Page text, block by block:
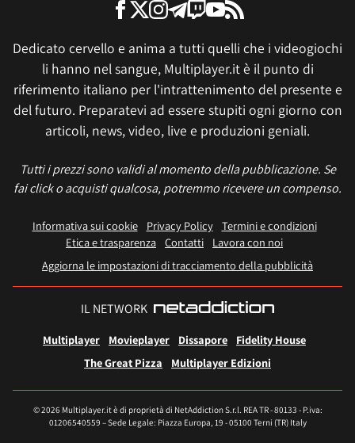
Dedicato cervello e anima a tutti quelli che i videogiochi
li hanno nel sangue, Multiplayer.it è il punto di
riferimento italiano per l'intrattenimento del presente e
del futuro. Preparatevi ad essere stupiti ogni giorno con
articoli, news, video, live e produzioni geniali.
Tutti i prezzi sono validi al momento della pubblicazione. Se
fai click o acquisti qualcosa, potremmo ricevere un compenso.
Informativa sui cookie Privacy Policy
Termini e condizioni
Etica e trasparenza Contatti
Lavora con noi
Aggiorna le impostazioni di tracciamento della pubblicità
IL NETWORK
Multiplayer Movieplayer Dissapore
Fidelity House
The Great Pizza
Multiplayer Edizioni
© 2026 Multiplayer.it è di proprietà di NetAddiction S.r.l. REA TR - 80133 - P.iva:
01206540559 – Sede Legale: Piazza Europa, 19 - 05100 Terni (TR) Italy